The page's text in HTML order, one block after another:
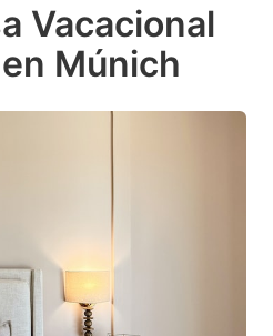
Vacacional
Múnich